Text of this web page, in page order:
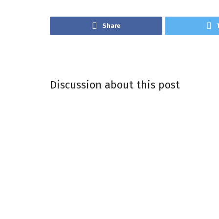
Share
Discussion about this post